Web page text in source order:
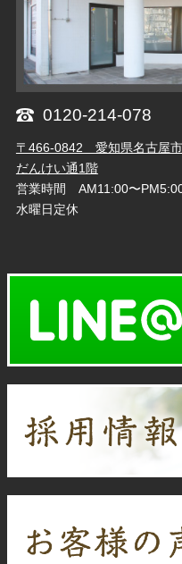
0120-214-078
〒466-0842 愛知県名古屋
だんけい通1階
営業時間 AM11:00〜
水曜日定休